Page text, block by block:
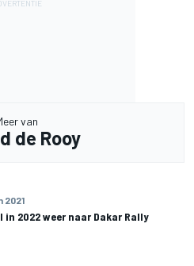
van
de Rooy
2021
in 2022 weer naar Dakar Rally